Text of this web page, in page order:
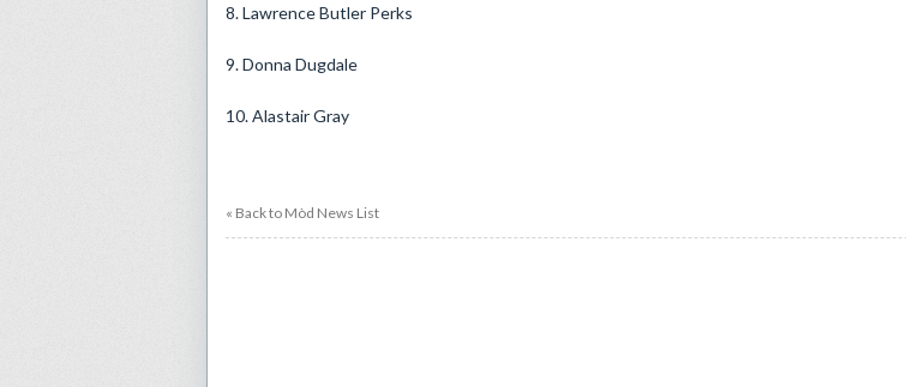
8. Lawrence Butler Perks
9. Donna Dugdale
10. Alastair Gray
« Back to Mòd News List